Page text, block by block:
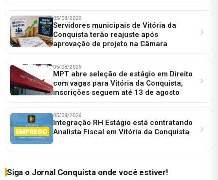
05/08/2026
Servidores municipais de Vitória da
Conquista terão reajuste após
aprovação de projeto na Câmara
05/08/2026
MPT abre seleção de estágio em Direito
com vagas para Vitória da Conquista;
inscrições seguem até 13 de agosto
05/08/2026
Integração RH Estágio está contratando
Analista Fiscal em Vitória da Conquista
Siga o Jornal Conquista onde você estiver!